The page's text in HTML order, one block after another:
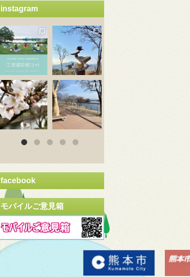
instagram
3月 20
3月 18
3月 18
facebook
モバイルご意見箱